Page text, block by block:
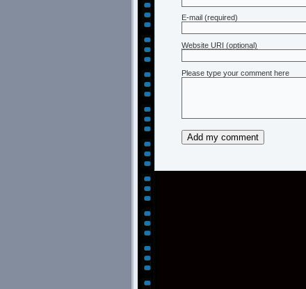
E-mail (required)
Website URI (optional)
Please type your comment here